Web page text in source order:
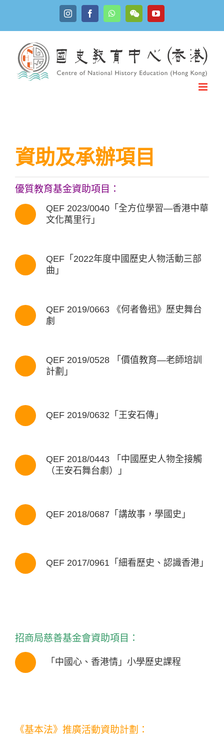
InstagramFacebookWhatsApp
WeChat
YouTube
資助及承辦項目
優質教育基金資助項目：
QEF 2023/0040「全方位學習—香港中華
文化萬里行」
QEF「2022年度中國歷史人物活動三部
曲」
QEF 2019/0663 《何者魯迅》歷史舞台
劇
QEF 2019/0528 「價值教育—老師培訓
計劃」
QEF 2019/0632「王安石傳」
QEF 2018/0443 「中國歷史人物全接觸
（王安石舞台劇）」
QEF 2018/0687「講故事，學國史」
QEF 2017/0961「細看歷史、認識香港」
招商局慈善基金會資助項目：
「中國心、香港情」小學歷史課程
《基本法》推廣活動資助計劃 ：